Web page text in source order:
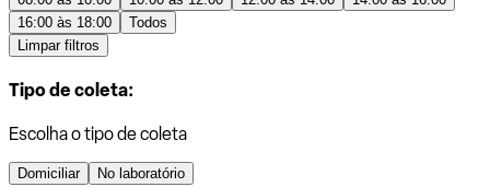
16:00 às 18:00
Todos
Limpar filtros
Tipo de coleta:
Escolha o tipo de coleta
Domiciliar No laboratório